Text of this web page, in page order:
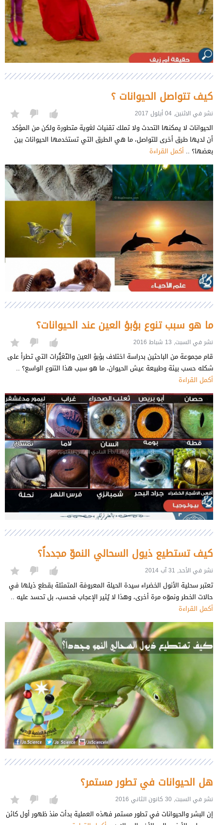
كيف تتواصل الحيوانات ؟
نشر في الاثنين, 04 أيلول 2017
الحيوانات لا يمكنها التحدث ولا تملك تقنيات لغوية متطورة ولكن من المؤكد
أن لديها طرق أخرى للتواصل، ما هي الطرق التي تستخدمها الحيوانات بين
بعضها؟ .. أكمل القراءة
ما هو سبب تنوع بؤبؤ العين عند الحيوانات؟
نشر في السبت, 13 شباط 2016
قام مجموعة من الباحثين بدراسة اختلاف بؤبؤ العين والتّغيُّرات التي تطرأ على
شكله حسب بيئة وطبيعة عيش الحيوان، ما هو سبب هذا التنوع الواسع؟ ..
أكمل القراءة
كيف تستطيع ذيول السحالي النموّ مجدداً؟
نشر في الأحد, 31 آب 2014
تعتبر سحلية الأنول الخضراء سيدة الحيلة المعروفة المتمثلة بقطع ذيلها في
حالات الخطر ونموّه مرة أخرى، وهذا لا يُثير الإعجاب فحسب، بل تحسد عليه ..
أكمل القراءة
هل الحيوانات في تطور مستمر؟
نشر في السبت, 30 كانون الثاني 2016
إن البشر والحيوانات في تطور مستمر فهذه العملية بدأت منذ ظهور أول كائن